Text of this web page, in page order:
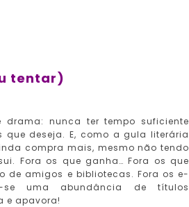
tentar)
drama: nunca ter tempo suficiente
que deseja. E, como a gula literária
compra mais, mesmo não tendo
Fora os que ganha… Fora os que
de amigos e bibliotecas. Fora os e-
se uma abundância de títulos
e apavora!